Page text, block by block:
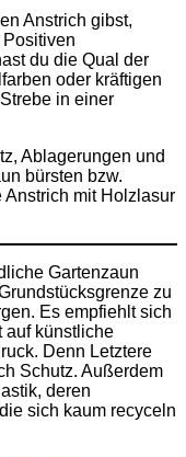
Anstrich gibst,
du die Qual der
oder kräftigen
in einer
Ablagerungen und
bürsten bzw.
Anstrich mit Holzlasur
Gartenzaun
zu
Es empfiehlt sich
auf künstliche
Denn Letztere
Schutz. Außerdem
deren
sich kaum recyceln